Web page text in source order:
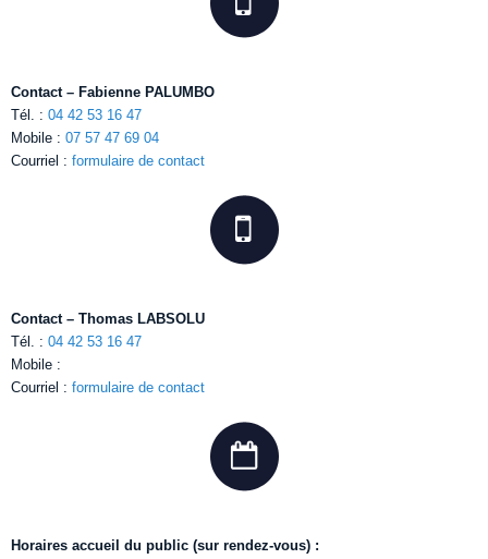
Contact – Fabienne PALUMBO
Tél. : 04 42 53 16 47
Mobile : 07 57 47 69 04
Courriel : formulaire de contact
Contact – Thomas LABSOLU
Tél. : 04 42 53 16 47
Mobile :
Courriel : formulaire de contact
Horaires accueil du public (sur rendez-vous) :